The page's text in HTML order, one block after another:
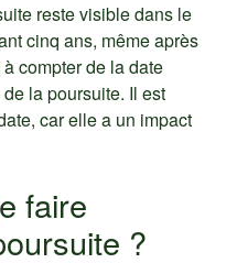
reste visible dans le
cinq ans, même après
compter de la date
la poursuite. Il est
car elle a un impact
faire
?